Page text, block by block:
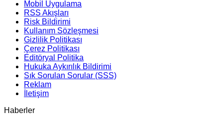
Mobil Uygulama
RSS Akışları
Risk Bildirimi
Kullanım Sözleşmesi
Gizlilik Politikası
Çerez Politikası
Editöryal Politika
Hukuka Aykırılık Bildirimi
Sık Sorulan Sorular (SSS)
Reklam
İletişim
Haberler